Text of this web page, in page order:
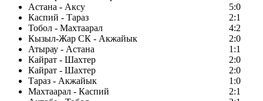
Астана - Аксу
5:0
Каспий - Тараз
2:1
Тобол - Махтаарал
4:2
Кызыл-Жар СК - Акжайык
2:0
Атырау - Астана
1:1
Кайрат - Шахтер
2:0
Кайрат - Шахтер
2:0
Тараз - Акжайык
1:0
Махтаарал - Каспий
2:1